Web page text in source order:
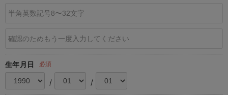
生年月日 必須
/ /